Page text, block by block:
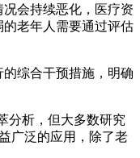
会持续恶化，医疗资
老年人需要通过评估
综合干预措施，明确
分析，但大多数研究
广泛的应用，除了老